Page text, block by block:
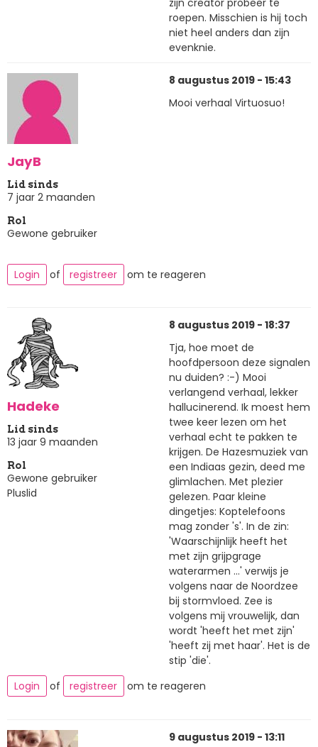
roepen. Misschien is hij toch
niet heel anders dan zijn
evenknie.
JayB
Lid sinds
7 jaar 2 maanden
Rol
Gewone gebruiker
8 augustus 2019 - 15:43
Mooi verhaal Virtuosuo!
Login of registreer om te reageren
Hadeke
Lid sinds
13 jaar 9 maanden
Rol
Gewone gebruiker
Pluslid
8 augustus 2019 - 18:37
Tja, hoe moet de
hoofdpersoon deze signalen
nu duiden? :-) Mooi
verlangend verhaal, lekker
hallucinerend. Ik moest hem
twee keer lezen om het
verhaal echt te pakken te
krijgen. De Hazesmuziek van
een Indiaas gezin, deed me
glimlachen. Met plezier
gelezen. Paar kleine
dingetjes: Koptelefoons
mag zonder 's'. In de zin:
'Waarschijnlijk heeft het
met zijn grijpgrage
waterarmen ...' verwijs je
volgens naar de Noordzee
bij stormvloed. Zee is
volgens mij vrouwelijk, dan
wordt 'heeft het met zijn'
'heeft zij met haar'. Het is de
stip 'die'.
Login
of registreer om te reageren
9 augustus 2019 - 13:11